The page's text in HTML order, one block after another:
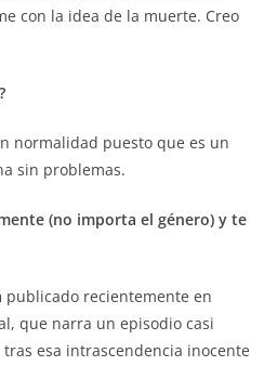
con la idea de la muerte. Creo
normalidad puesto que es un
sin problemas.
(no importa el género) y te
publicado recientemente en
que narra un episodio casi
esa intrascendencia inocente